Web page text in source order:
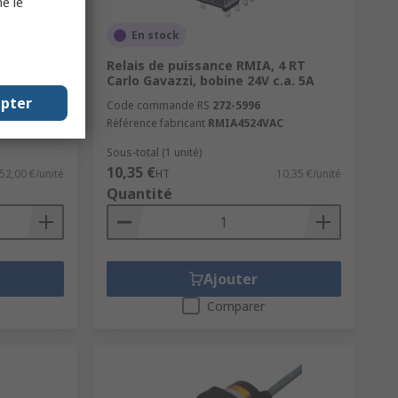
52,00 €/unité
En stock
Relais de puissance RMIA, 4 RT
Carlo Gavazzi, bobine 24V c.a. 5A
Code commande RS 272-5996
Référence fabricant RMIA4524VAC
Sous-total (1 unité)
10,35 €HT 10,35 €/unité
Quantité
Ajouter
Comparer